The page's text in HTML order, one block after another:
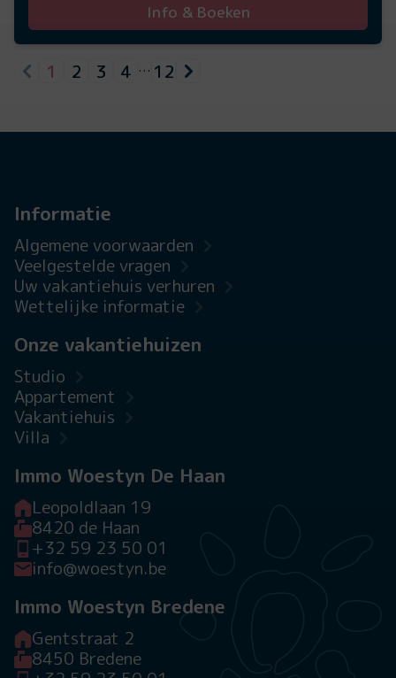
Info & Boeken
1 2 3 4 … 12
Informatie
Algemene voorwaarden
Veelgestelde vragen
Uw vakantiehuis verhuren
Wettelijke informatie
Onze vakantiehuizen
Studio
Appartement
Vakantiehuis
Villa
Immo Woestyn De Haan
Leopoldlaan 19
8420 de Haan
+32 59 23 50 01
info@woestyn.be
Immo Woestyn Bredene
Gentstraat 2
8450 Bredene